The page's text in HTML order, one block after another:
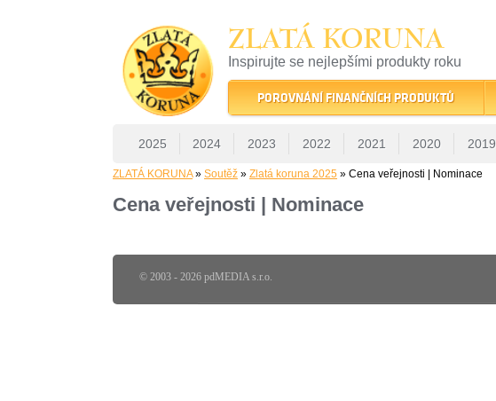
ZLATÁ KORUNA
Inspirujte se nejlepšími produkty roku
22 let tradice a kvality na finančním trhu
POROVNÁNÍ FINANČNÍCH PRODUKTŮ
2025 2024 2023 2022 2021 2020 2019
ZLATÁ KORUNA» Soutěž » Zlatá koruna 2025 » Cena veřejnosti | Nominace
Cena veřejnosti | Nominace
© 2003 - 2026 pdMEDIA s.r.o.